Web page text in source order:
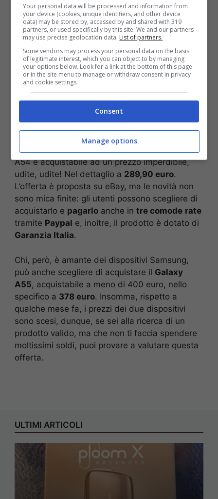
l’offerta imperdibile presente sueBay,sito su
cui era stata pubblicata un’offerta poco
tempo fa sempre relativa ad uno smartphone
Samsung: il tanto amato Galaxy A54 è
acquistabile a meno di 300 euro. Si tratta di
un’offerta veramente che sta andando a ruba.
L’offerta non è mica
finita
Come detto in precedenza, il Samsung Galaxy
A54 è acquistabile ad un prezzo imperdibile,
udite, udite! Nel dettaglio a 289,90 euro.
L’offerta è proposta su eBay, ma le novità non
sono mica finite: gli utenti possono scegliere di
acquistarlo e pagarlo anche in tre comode rate
tramite Paypal e, inoltre, il prodotto è dotato di
Garanzia Italia.
Chi, però, è amante dei dispositivi Samsung,
può anche scegliere di acquistare il Galaxy
A55, acquistabile a meno di 400 euro, nello
specifico a 378 euro. Insomma, rispetto a
qualche mese fa, i prezzi dei due dispositivi
sono scesi, dunque, se sei alla ricerca di un
prodotto valido, ma che non ti faccia spendere
moltissimi soldi, puoi provare a valutare questa
offerta.
ULTIMI ARTICOLI
Your personal data will be processed and information from
your device (cookies, unique identifiers, and other device
data) may be stored by, accessed by and shared with 319
partners, or used specifically by this site. We and our partners
may use precise geolocation data. List of partners.
Some vendors may process your personal data on the basis
of legitimate interest, which you can object to by managing
your options below. Look for a link at the bottom of this page
or in the site menu to manage or withdraw consent in privacy
and cookie settings.
Consent
Manage options